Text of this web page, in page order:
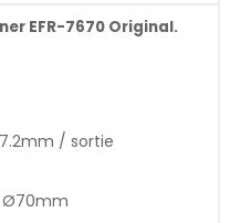
EFR-7670 Original.
/ sortie
Ø70mm